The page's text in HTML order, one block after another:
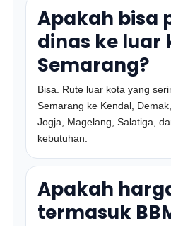
Apakah bisa
dinas ke luar
Semarang?
Bisa. Rute luar kota yang
Semarang ke Kendal,
Jogja, Magelang, Salatiga,
kebutuhan.
Apakah
termasuk